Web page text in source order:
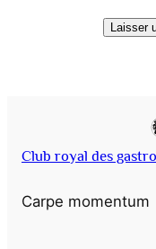
Club royal des
Carpe momentum